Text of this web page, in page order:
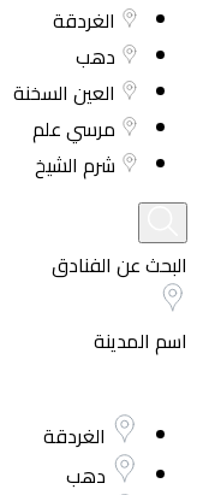
الغردقة
دهب
العين السخنة
مرسي علم
شرم الشيخ
البحث عن الفنادق
اسم المدينة
الغردقة
دهب